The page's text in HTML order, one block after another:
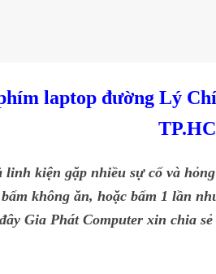
laptop đường Lý
linh kiện gặp nhiều sự cố và
không ăn, hoặc bấm 1 lần
Gia Phát Computer xin chia